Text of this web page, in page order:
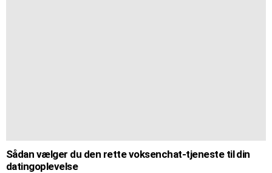
Sådan vælger du den rette voksenchat-tjeneste til din
datingoplevelse